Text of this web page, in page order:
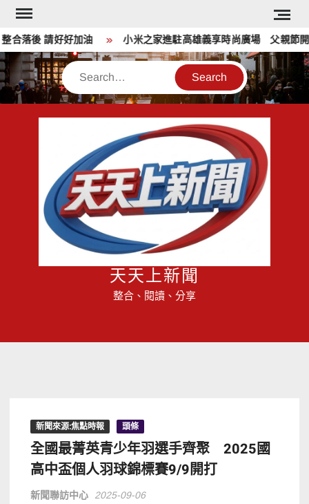
Skip
content
落後 請好好加油 小米之家進駐高雄義享時尚廣場 父親節開幕
Search
天天上新聞
整合、閱讀、分享
新聞來源:焦點時報 頭條
全國最菁英青少年羽選手齊聚 2025國
高中盃個人羽球錦標賽9/9開打
新聞聯訪中心 2025-09-06